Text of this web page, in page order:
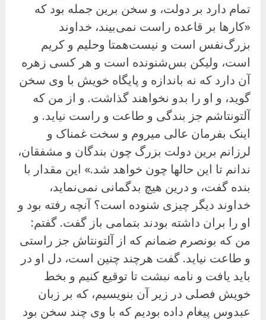
تمام دارد بر دولت، و سخن برین جمله بود که
«کارها بر قاعده راست نمی‌بیند، خداوند
بزرگ‌نفس است و نیست‌همتا وحلیم و کریم
است، ولیکن بس‌شنونده است و هر کسی زهره
آن دارد که نه باندازه و پایگاه خویش با وی سخن
گوید، و او را بدو نخواهند گذاشت. و از من که
آلتونتاشم جز بندگی و طاعت و راست نیاید. و
اینک بفرمان عالی میروم و سخت غمناک و
لرزانم برین دولت بزرگ چون بندگان و مشفقان،
ندانم تا این حالها چون خواهد شد.» این مقدار با
بنده گفت، و درین هیچ بدگمانی نمی‌نماید،
خداوند دیگر چیزی شنوده است؟ آنچه رفته بود و
او را بران داشته بودند بتمامی باز گفت. گفتم:
من که بونصرم ضمانم که از آلتونتاش جز راستی
و طاعت نیاید. گفت هرچند چنین است، دل او در
باید یافت و نامه نبشت تا توقیع کنیم و بخط
خویش فصلی در زیر آن بنویسیم، که بر زبان
عبدوس پیغام داده بودیم که با وی چند سخن بود